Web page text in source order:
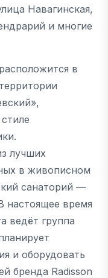
Навагинская,
и многие
в
лучших
в живописном
санаторий —
настоящее время
ведёт группа
и оборудовать
бренда Radisson